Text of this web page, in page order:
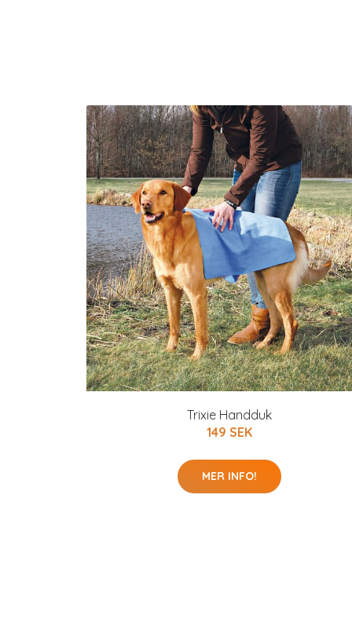
Trixie Handduk
149 SEK
MER INFO!